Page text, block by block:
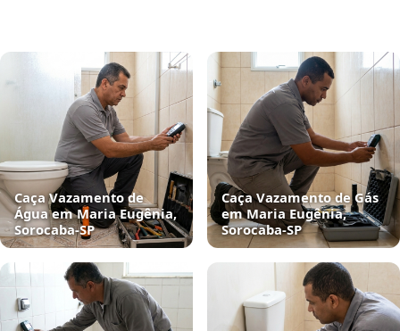
Caça Vazamento de
Água em Maria Eugênia,
Sorocaba‑SP
Caça Vazamento de Gás
em Maria Eugênia,
Sorocaba‑SP